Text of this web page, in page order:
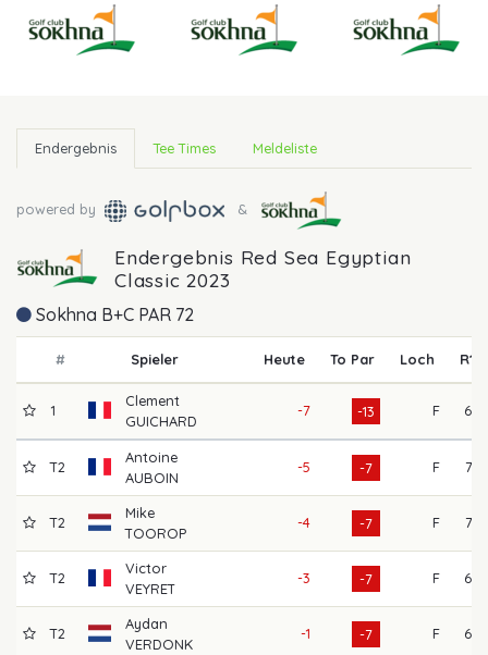
Endergebnis Tee Times Meldeliste
powered by &
Endergebnis Red Sea Egyptian
Classic 2023
Sokhna B+C PAR 72
# Spieler Heute To Par Loch R1
1
Clement
GUICHARD
-7 -13 F 68
T2
Antoine
AUBOIN
-5 -7 F 72
T2
Mike
TOOROP
-4 -7 F 73
T2
Victor
VEYRET
-3 -7 F 68
T2
Aydan
VERDONK
-1 -7 F 68